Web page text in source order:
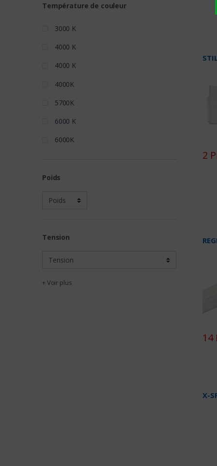
2
14
X-
Température de couleur
3000 K
4000 K
4000 K
4000K
5700K
6000 K
6000K
Poids
Tension
+ Voir plus